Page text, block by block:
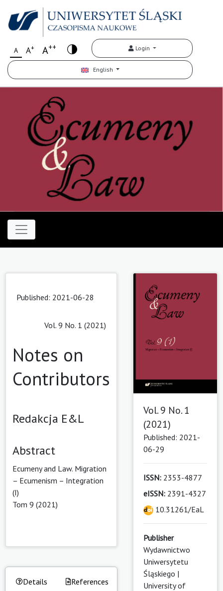
A A+ A++ Login
English
Published: 2021-06-28
Vol. 9 No. 1 (2021)
Notes on
Contributors
Redakcja E&L
Abstract
Ecumeny and Law. Migration
– Ecumenism – Integration
(I)
Tom 9 (2021)
Details References
Vol. 9 No. 1
(2021)
Published: 2021-
06-29
ISSN: 2353-4877
eISSN: 2391-4327
10.31261/EaL
Publisher
Wydawnictwo
Uniwersytetu
Śląskiego |
University of